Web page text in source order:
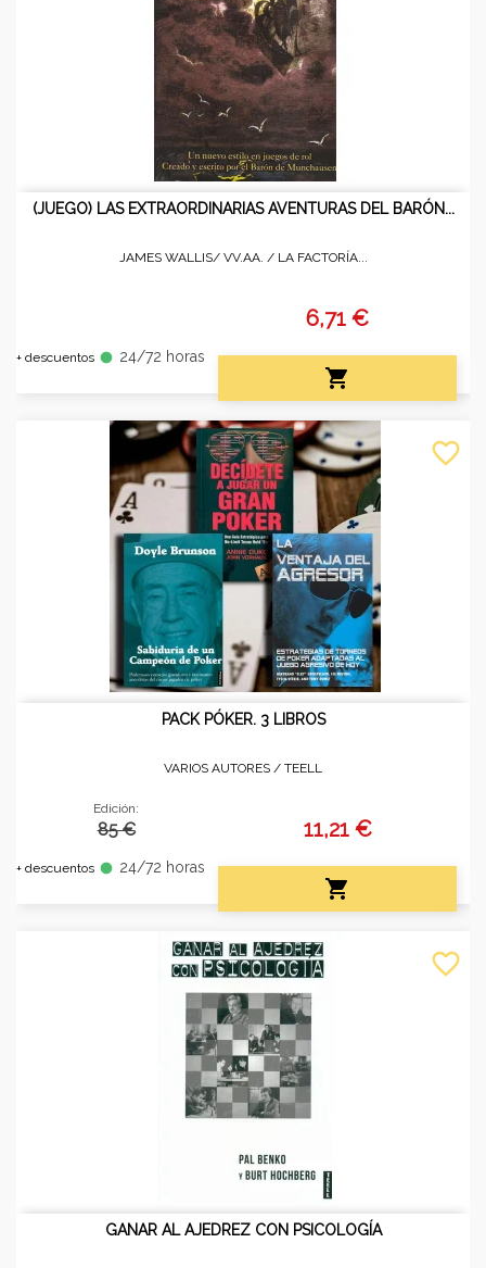
(JUEGO) LAS EXTRAORDINARIAS AVENTURAS DEL BARÓN...
JAMES WALLIS/ VV.AA. / LA FACTORÍA...
+ descuentos fiber_manual_record 24/72 horas
6,71 €

PACK PÓKER. 3 LIBROS
VARIOS AUTORES / TEELL
Edición:
85 €
+ descuentos fiber_manual_record 24/72 horas
11,21 €

favorite_border
GANAR AL AJEDREZ CON PSICOLOGÍA
favorite_border